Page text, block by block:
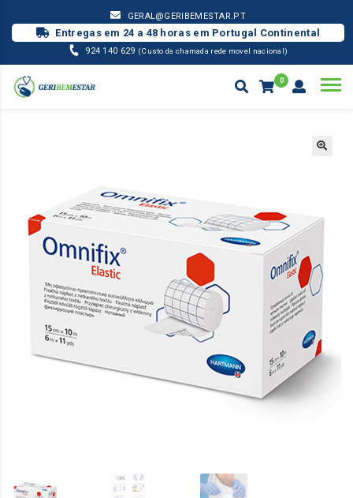
GERAL@GERIBEMESTAR.PT
Entregas em 24 a 48 horas em Portugal Continental
924 140 629 (Custo da chamada rede movel nacional)
0
MATERIAL PENSO